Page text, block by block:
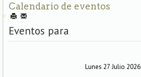
Calendario de eventos
Eventos para
Lunes 27 Julio 2026